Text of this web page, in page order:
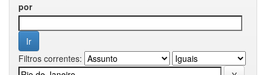
por
Filtros correntes: